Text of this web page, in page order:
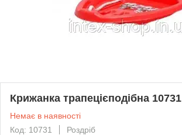
Крижанка трапецієподібна 10731
Немає в наявності
Код: 10731
Роздріб